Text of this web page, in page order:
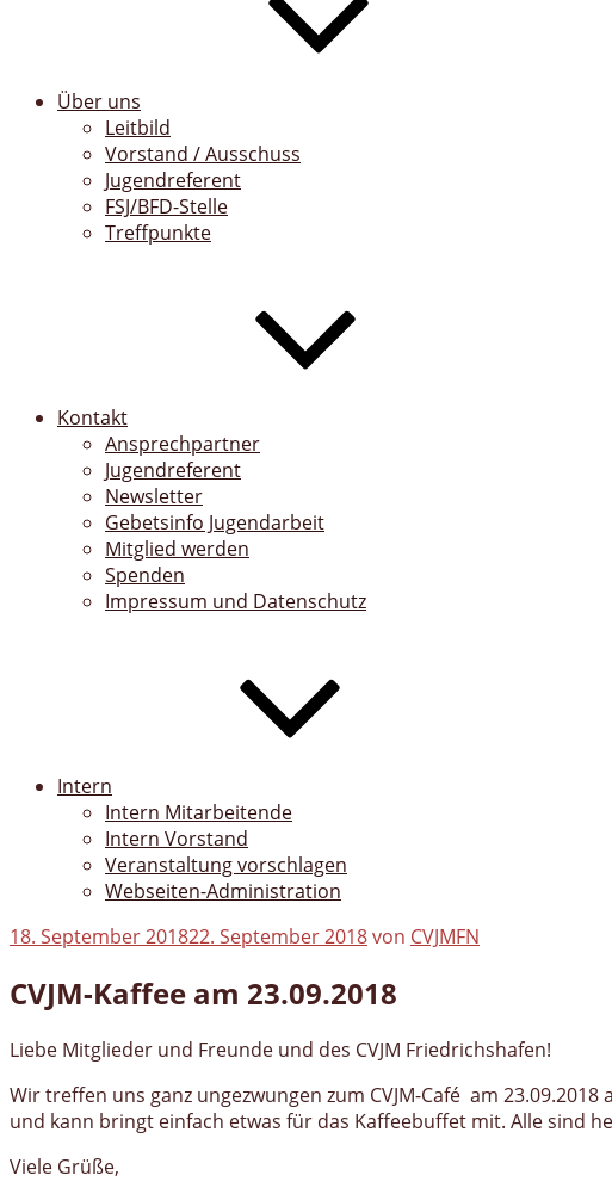
Über uns
Leitbild
Vorstand / Ausschuss
Jugendreferent
FSJ/BFD-Stelle
Treffpunkte
Kontakt
Ansprechpartner
Jugendreferent
Newsletter
Gebetsinfo Jugendarbeit
Mitglied werden
Spenden
Impressum und Datenschutz
Intern
Intern Mitarbeitende
Intern Vorstand
Veranstaltung vorschlagen
Webseiten-Administration
Veröffentlicht
18. September 201822. September 2018von CVJMFN
CVJM-Kaffee am 23.09.2018
Liebe Mitglieder und Freunde und des CVJM Friedrichshafen!
Wir treffen uns ganz ungezwungen zum CVJM-Café am
und kann bringt einfach etwas für das Kaffeebuffet mit. Alle sind
Viele Grüße,